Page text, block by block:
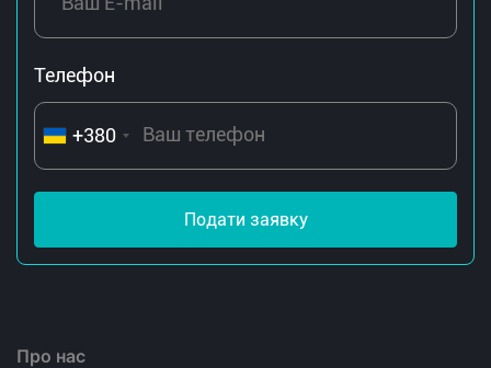
Телефон
+380
Подати заявку
Про нас